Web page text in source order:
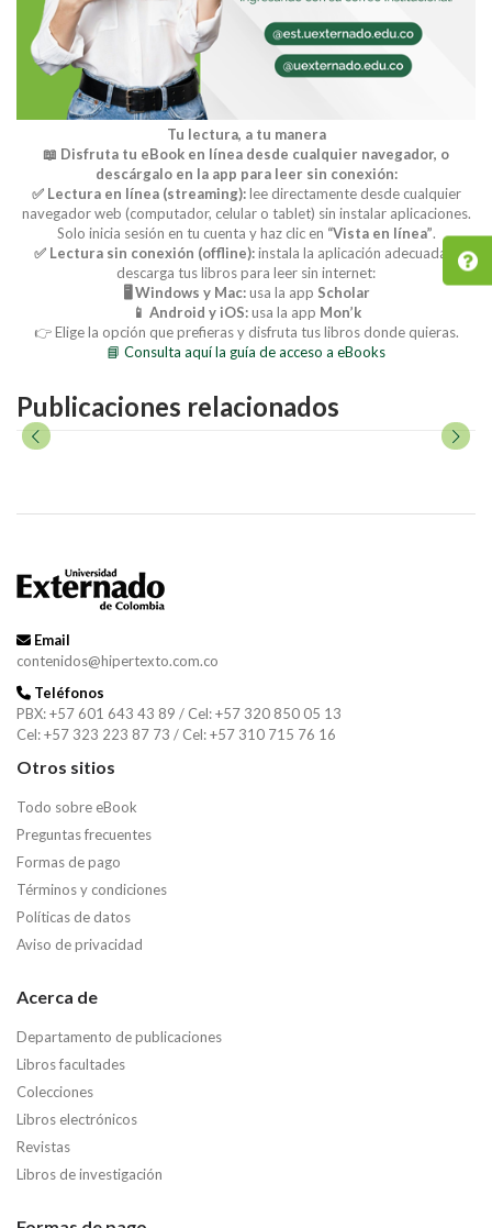
Tu lectura, a tu manera
📖 Disfruta tu eBook en línea desde cualquier navegador, o
descárgalo en la app para leer sin conexión:
✅ Lectura en línea (streaming):lee directamente desde cualquier
navegador web (computador, celular o tablet) sin instalar aplicaciones.
Solo inicia sesión en tu cuenta y haz clic en “Vista en línea”.
✅ Lectura sin conexión (offline):instala la aplicación adecuada y
descarga tus libros para leer sin internet:
🖥️ Windows y Mac:usa la app Scholar
📱 Android y iOS:usa la app Mon’k
👉 Elige la opción que prefieras y disfruta tus libros donde quieras.
📘 Consulta aquí la guía de acceso a eBooks
Publicaciones relacionados
Email
contenidos@hipertexto.com.co
Teléfonos
PBX: +57 601 643 43 89 / Cel: +57 320 850 05 13
Cel: +57 323 223 87 73 / Cel: +57 310 715 76 16
Otros sitios
Todo sobre eBook
Preguntas frecuentes
Formas de pago
Términos y condiciones
Políticas de datos
Aviso de privacidad
Acerca de
Departamento de publicaciones
Libros facultades
Colecciones
Libros electrónicos
Revistas
Libros de investigación